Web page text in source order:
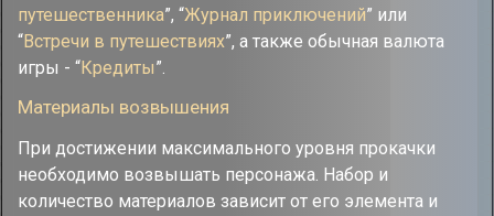
путешественника”, “Журнал приключений” или
“Встречи в путешествиях”, а также обычная валюта
игры - “Кредиты”.
Материалы возвышения
При достижении максимального уровня прокачки
необходимо возвышать персонажа. Набор и
количество материалов зависит от его элемента и